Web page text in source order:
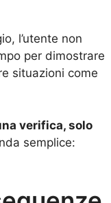
l’utente non
per dimostrare
situazioni come
verifica, solo
semplice: